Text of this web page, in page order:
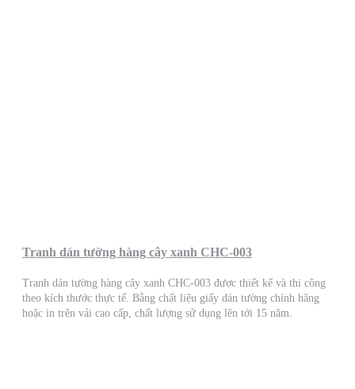
Tranh dán tường hàng cây xanh CHC-003
Tranh dán tường hàng cây xanh CHC-003 được thiết kế và thi công
theo kích thước thực tế. Bằng chất liệu giấy dán tường chính hãng
hoặc in trên vải cao cấp, chất lượng sử dụng lên tới 15 năm.